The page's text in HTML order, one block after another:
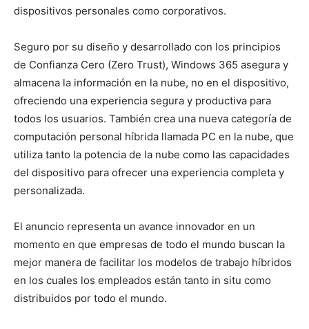
dispositivos personales como corporativos.
Seguro por su diseño y desarrollado con los principios
de Confianza Cero (Zero Trust), Windows 365 asegura y
almacena la información en la nube, no en el dispositivo,
ofreciendo una experiencia segura y productiva para
todos los usuarios. También crea una nueva categoría de
computación personal híbrida llamada PC en la nube, que
utiliza tanto la potencia de la nube como las capacidades
del dispositivo para ofrecer una experiencia completa y
personalizada.
El anuncio representa un avance innovador en un
momento en que empresas de todo el mundo buscan la
mejor manera de facilitar los modelos de trabajo híbridos
en los cuales los empleados están tanto in situ como
distribuidos por todo el mundo.